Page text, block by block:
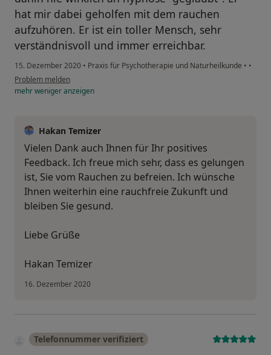
hat mir dabei geholfen mit dem rauchen
aufzuhören. Er ist ein toller Mensch, sehr
verständnisvoll und immer erreichbar.
15. Dezember 2020 • Praxis für Psychotherapie und Naturheilkunde • •
Problem melden
mehrwenigeranzeigen
Hakan Temizer
Vielen Dank auch Ihnen für Ihr positives
Feedback. Ich freue mich sehr, dass es gelungen
ist, Sie vom Rauchen zu befreien. Ich wünsche
Ihnen weiterhin eine rauchfreie Zukunft und
bleiben Sie gesund.
Liebe Grüße
Hakan Temizer
16. Dezember 2020
Telefonnummer verifiziert